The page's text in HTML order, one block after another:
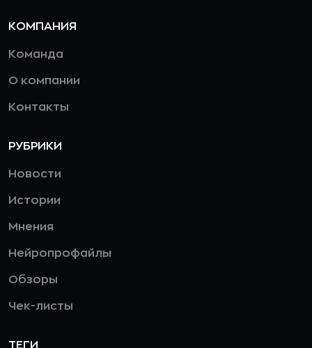
КОМПАНИЯ
Команда
О компании
Контакты
РУБРИКИ
Новости
Истории
Мнения
Нейропрофайлы
Обзоры
Чек-листы
ТЕГИ